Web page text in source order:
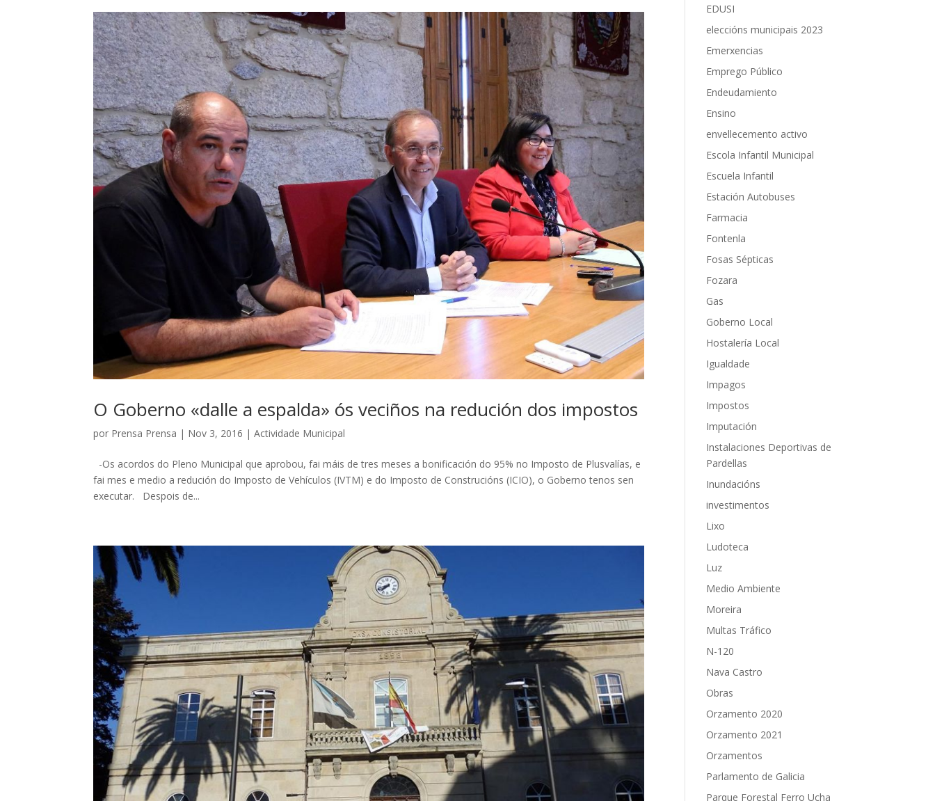
O Goberno «dalle a espalda» ós veciños na redución dos impostos
por Prensa Prensa | Nov 3, 2016 |Actividade Municipal
-Os acordos do Pleno Municipal que aprobou, fai máis de tres meses a bonificación do 95% no Imposto de Plusvalías, e
fai mes e medio a redución do Imposto de Vehículos (IVTM) e do Imposto de Construcións (ICIO), o Goberno tenos sen
executar. Despois de...
EDUSI
eleccións municipais 2023
Emerxencias
Emprego Público
Endeudamiento
Ensino
envellecemento activo
Escola Infantil Municipal
Escuela Infantil
Estación Autobuses
Farmacia
Fontenla
Fosas Sépticas
Fozara
Gas
Goberno Local
Hostalería Local
Igualdade
Impagos
Impostos
Imputación
Instalaciones Deportivas de
Pardellas
Inundacións
investimentos
Lixo
Ludoteca
Luz
Medio Ambiente
Moreira
Multas Tráfico
N-120
Nava Castro
Obras
Orzamento 2020
Orzamento 2021
Orzamentos
Parlamento de Galicia
Parque Forestal Ferro Ucha